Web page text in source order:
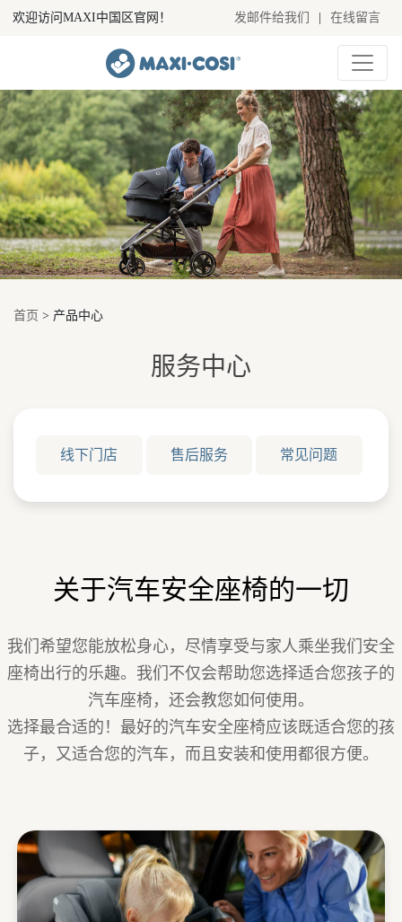
欢迎访问MAXI中国区官网！ 发邮件给我们 在线留言
首页 > 产品中心
服务中心
线下门店 售后服务 常见问题
关于汽车安全座椅的一切
我们希望您能放松身心，尽情享受与家人乘坐我们安全
座椅出行的乐趣。我们不仅会帮助您选择适合您孩子的
汽车座椅，还会教您如何使用。
选择最合适的！最好的汽车安全座椅应该既适合您的孩
子，又适合您的汽车，而且安装和使用都很方便。